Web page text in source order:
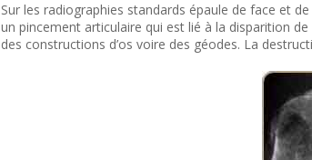
Sur les radiographies standards épaule de face et
un pincement articulaire qui est lié à la disparition
des constructions d’os voire des géodes. La